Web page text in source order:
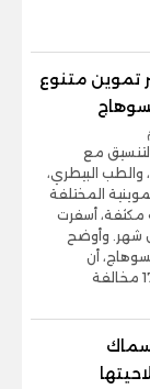
2054 محضر تموين متنوع
مع
والطب البيطري،
المختلفة
مكثفة، أسفرت
خلال شهر. وأوضح
أن